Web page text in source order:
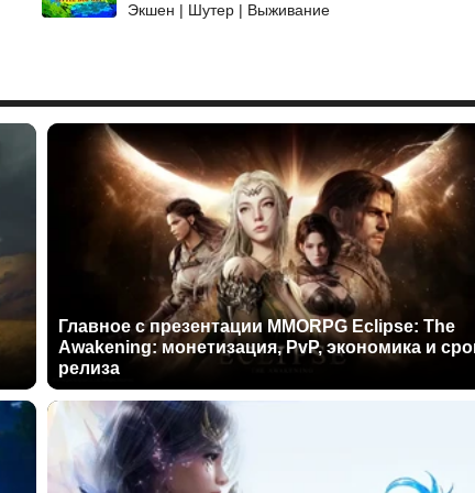
Экшен | Шутер | Выживание
Главное с презентации MMORPG Eclipse: The
Awakening: монетизация, PvP, экономика и
релиза